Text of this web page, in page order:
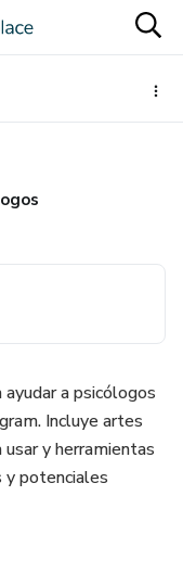
a psicólogos
Incluye artes
y herramientas
y potenciales